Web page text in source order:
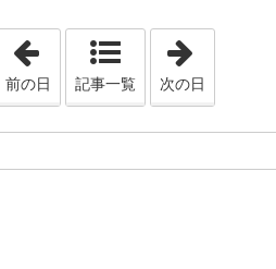
「2021年1月15日」
前の日 記事一覧 次の日